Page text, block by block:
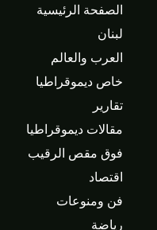
الصفحة الرئيسية
لبنان
العرب والعالم
خاص ديموقراطيا
تقارير
مقالات ديموقراطيا
فوق مقص الرقيب
اقتصاد
فن ومنوعات
رياضة